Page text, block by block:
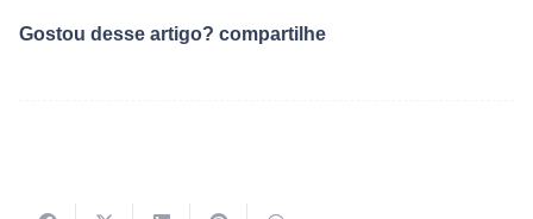
Gostou desse artigo? compartilhe